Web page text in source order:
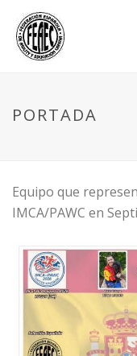
PORTADA
Equipo que
IMCA/PAWC en